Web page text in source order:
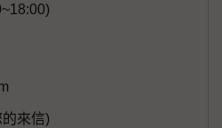
來信)